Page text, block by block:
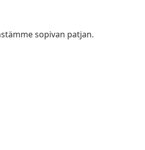
sopivan patjan.